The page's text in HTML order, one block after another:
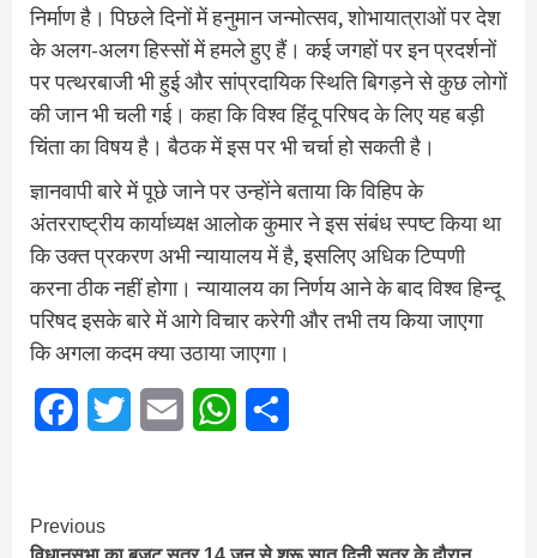
निर्माण है। पिछले दिनों में हनुमान जन्मोत्सव, शोभायात्राओं पर देश
के अलग-अलग हिस्सों में हमले हुए हैं। कई जगहों पर इन प्रदर्शनों
पर पत्थरबाजी भी हुई और सांप्रदायिक स्थिति बिगड़ने से कुछ लोगों
की जान भी चली गई। कहा कि विश्व हिंदू परिषद के लिए यह बड़ी
चिंता का विषय है। बैठक में इस पर भी चर्चा हो सकती है।
ज्ञानवापी बारे में पूछे जाने पर उन्होंने बताया कि विहिप के
अंतरराष्ट्रीय कार्याध्यक्ष आलोक कुमार ने इस संबंध स्पष्ट किया था
कि उक्त प्रकरण अभी न्यायालय में है, इसलिए अधिक टिप्पणी
करना ठीक नहीं होगा। न्यायालय का निर्णय आने के बाद विश्व हिन्दू
परिषद इसके बारे में आगे विचार करेगी और तभी तय किया जाएगा
कि अगला कदम क्या उठाया जाएगा।
FacebookTwitter Email WhatsApp
Continue
Previous